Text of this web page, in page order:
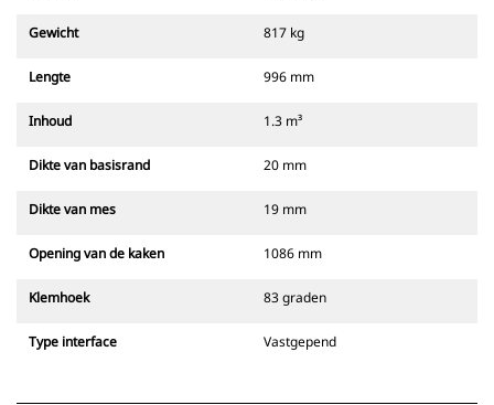
Gewicht 817 kg
Lengte 996 mm
Inhoud 1.3 m³
Dikte van basisrand 20 mm
Dikte van mes 19 mm
Opening van de kaken 1086 mm
Klemhoek 83 graden
Type interface Vastgepend